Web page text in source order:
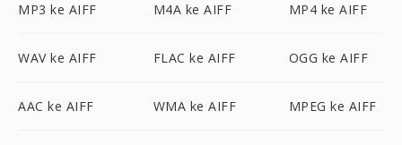
MP3 ke AIFF M4A ke AIFF MP4 ke AIFF
WAV ke AIFF FLAC ke AIFF OGG ke AIFF
AAC ke AIFF WMA ke AIFF MPEG ke AIFF